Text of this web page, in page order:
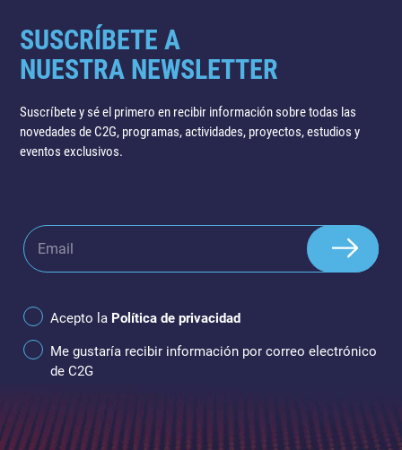
SUSCRÍBETE A
NUESTRA NEWSLETTER
Suscríbete y sé el primero en recibir información sobre todas las
novedades de C2G, programas, actividades, proyectos, estudios y
eventos exclusivos.
Acepto la Política de privacidad
Me gustaría recibir información por correo electrónico
de C2G